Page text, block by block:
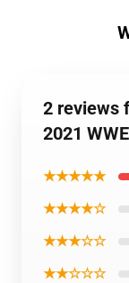
2 reviews
2021
★★★★★
★★★★☆
★★★☆☆
★★☆☆☆